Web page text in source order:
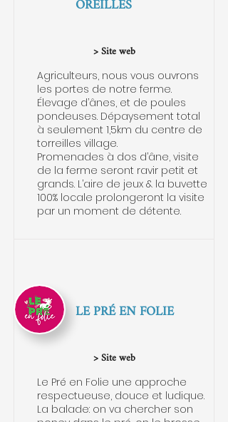
Agriculteurs, nous vous ouvrons
les portes de notre ferme.
Élevage d’ânes, et de poules
pondeuses. Dépaysement total
à seulement 1,5km du centre de
torreilles village.
Promenades à dos d’âne, visite
de la ferme seront ravir petit et
grands. L’aire de jeux & la buvette
100% locale prolongeront la visite
par un moment de détente.
> Site web
OREILLES
Le Pré en Folie une approche
respectueuse, douce et ludique.
La balade: on va chercher son
> Site web
LE PRÉ EN FOLIE